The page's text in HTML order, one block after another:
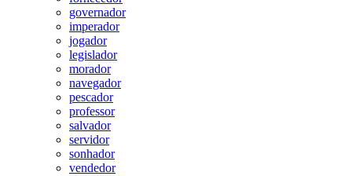
governador
imperador
jogador
legislador
morador
navegador
pescador
professor
salvador
servidor
sonhador
vendedor